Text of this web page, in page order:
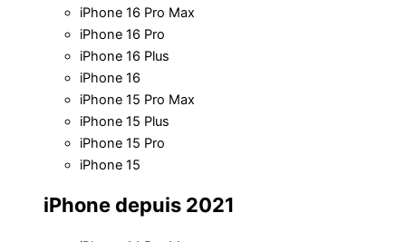
iPhone 16 Pro Max
iPhone 16 Pro
iPhone 16 Plus
iPhone 16
iPhone 15 Pro Max
iPhone 15 Plus
iPhone 15 Pro
iPhone 15
iPhone depuis 2021